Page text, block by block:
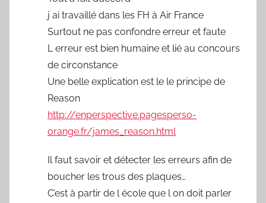
j ai travaillé dans les FH à Air France
Surtout ne pas confondre erreur et faute
L erreur est bien humaine et lié au concours
de circonstance
Une belle explication est le le principe de
Reason
http://enperspective.pagesperso-
orange.fr/james_reason.html
Il faut savoir et détecter les erreurs afin de
boucher les trous des plaques…
C’est à partir de l école que l on doit parler